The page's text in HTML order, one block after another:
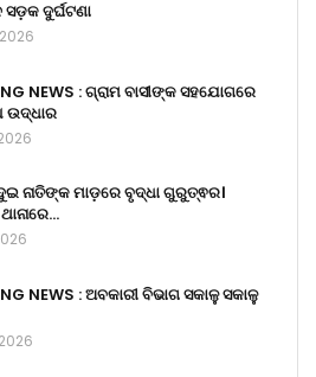
ସଡ଼କ ଦୁର୍ଘଟଣା
NEWS : ଗ୍ରାମ ବାସୀଙ୍କ ସହଯୋଗରେ
ନାତିଙ୍କ ମାଡ଼ରେ ବୃଦ୍ଧା ଗୁରୁତ୍ଵର।
NEWS : ଅବକାରୀ ବିଭାଗ ସକାଳୁ ସକାଳୁ